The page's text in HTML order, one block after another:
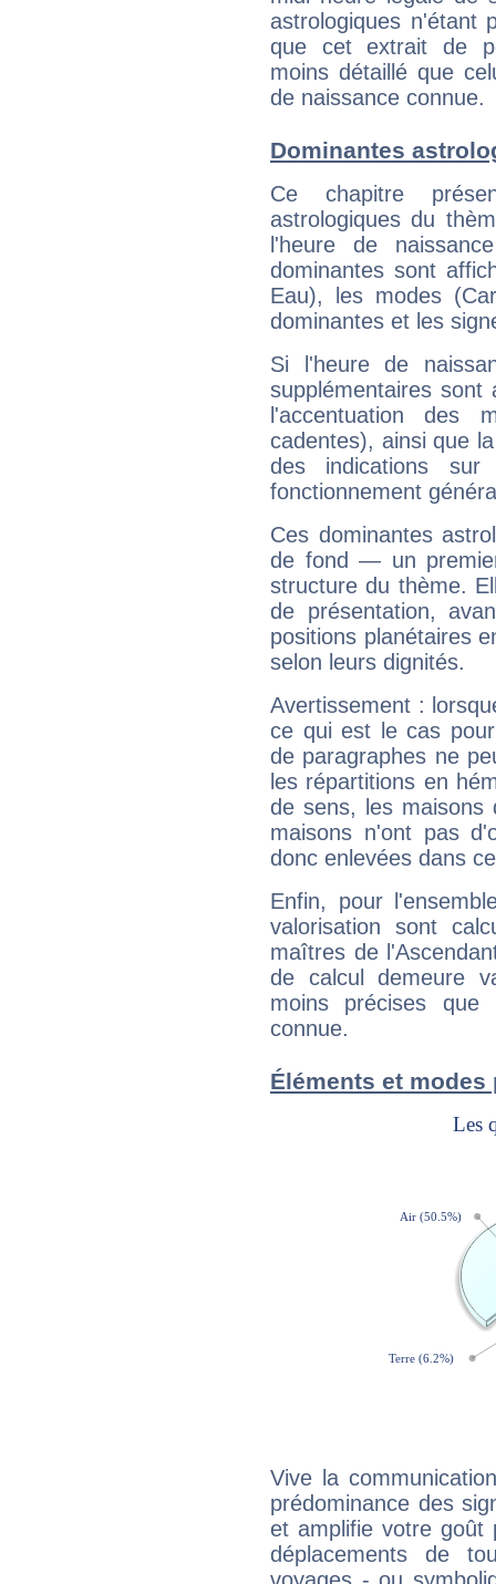
astrologiques n'étant
que cet extrait de
moins détaillé que
de naissance connue.
Dominantes
Ce chapitre
astrologiques du
l'heure de
dominantes sont
Eau), les modes
dominantes et les
Si l'heure de
supplémentaires sont
l'accentuation des
cadentes), ainsi que
des indications sur
fonctionnement
Ces dominantes
de fond — un
structure du thème.
de présentation,
positions planétaires
selon leurs dignités.
Avertissement :
ce qui est le cas
de paragraphes ne
les répartitions en
de sens, les maisons
maisons n'ont pas
donc enlevées dans
Enfin, pour
valorisation sont
maîtres de
de calcul demeure
moins précises que
connue.
Éléments et modes
Vive la
prédominance des
et amplifie votre goût
déplacements de